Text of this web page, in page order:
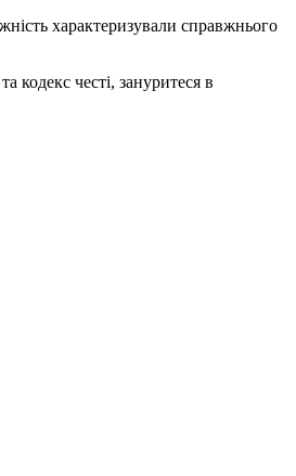
характеризували справжнього
кодекс честі, зануритеся в